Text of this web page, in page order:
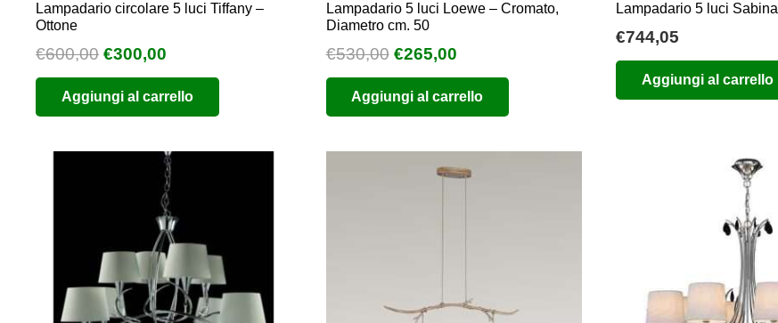
Lampadario circolare 5 luci Tiffany –
Ottone
€600,00 Il
prezzo
originale
era:
€300,00
prezzo
attuale
è:
Aggiungi al carrello
Lampadario 5 luci Loewe – Cromato,
Diametro cm. 50
€530,00 Il
prezzo
originale
era:
€265,00Il
prezzo
attuale
è:
Aggiungi al carrello
Lampadario 5 luci Sabina
€744,05
Aggiungi al carrello